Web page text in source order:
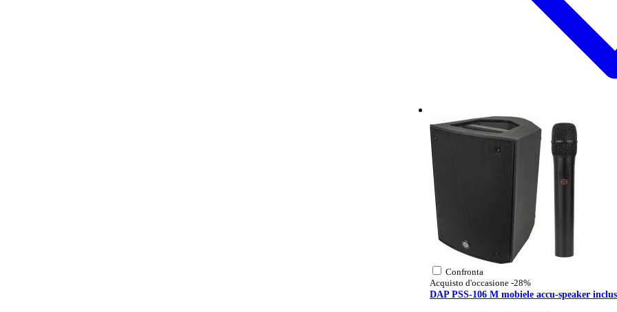
Confronta
Acquisto d'occasione -28%
DAP PSS-106 M mobiele accu-speaker